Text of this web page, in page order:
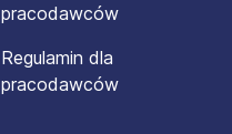
pracodawców
Regulamin dla
pracodawców